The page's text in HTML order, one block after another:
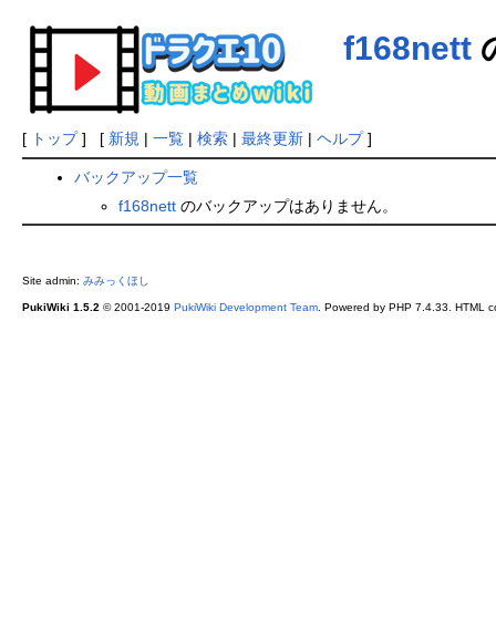
f168nett
[ トップ] [ 新規 | 一覧| 検索| 最終更新| ヘルプ]
バックアップ一覧
f168nettのバックアップはありません。
Site admin: みみっくほし
PukiWiki 1.5.2 © 2001-2019 PukiWiki Development Team. Powered by PHP 7.4.33. HTML